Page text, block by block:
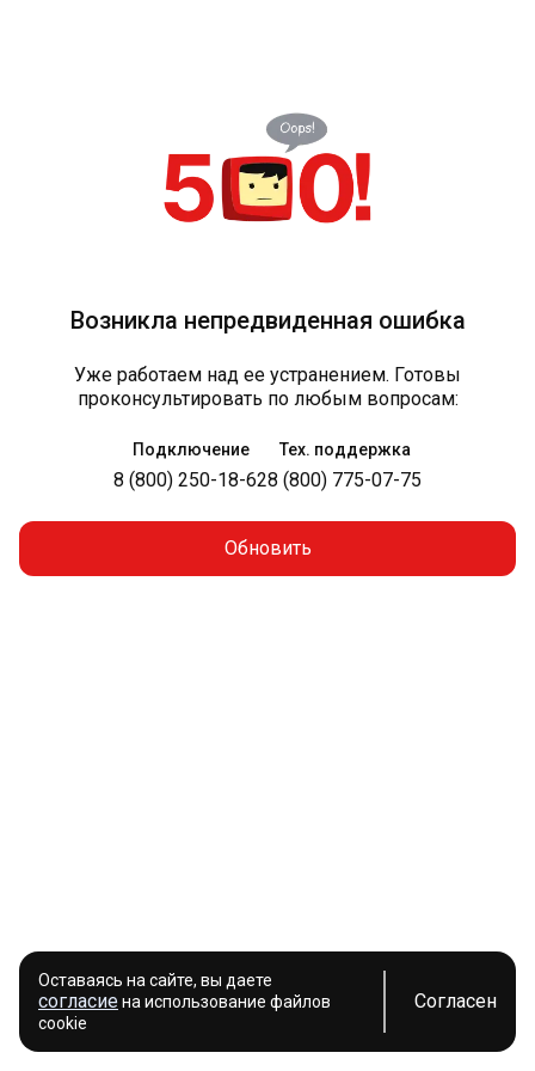
Возникла непредвиденная ошибка
Уже работаем над ее устранением. Готовы
проконсультировать по любым вопросам:
Подключение
8 (800) 250-18-62
Тех. поддержка
8 (800) 775-07-75
Обновить
Оставаясь на сайте, вы даете
согласиена использование файлов
cookie
Согласен